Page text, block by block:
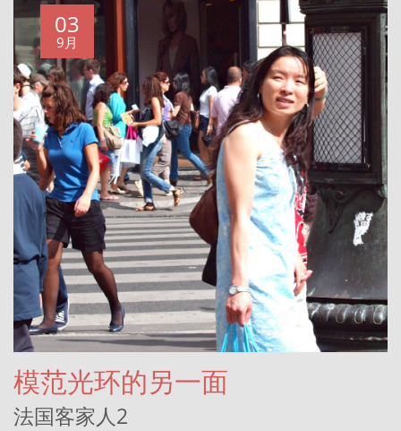
模范光环的另一面
法国客家人2
03
9月